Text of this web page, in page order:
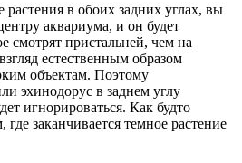
растения в обоих задних углах, вы
аквариума, и он будет
смотрят пристальней, чем на
естественным образом
объектам. Поэтому
эхинодорус в заднем углу
игнорироваться. Как будто
где заканчивается темное растение